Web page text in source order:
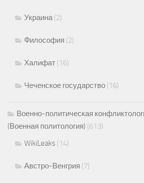
Украина(2)
Философия (2)
Халифат (16)
Чеченское государство (16)
Военно-политическая
(Военная политология) (613)
WikiLeaks (14)
Австро-Венгрия (7)